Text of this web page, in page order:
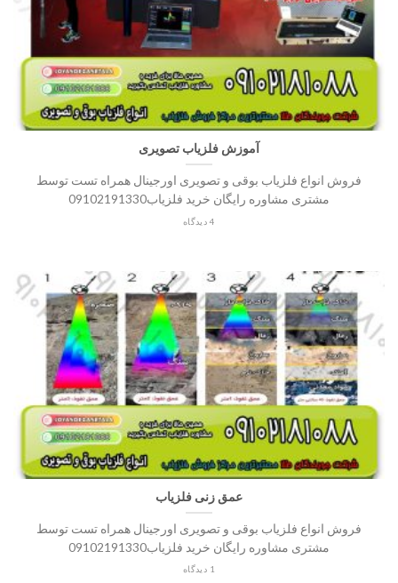
آموزش فلزیاب تصویری
فروش انواع فلزیاب بوقی و تصویری اورجینال همراه تست توسط
مشتری مشاوره رایگان خرید فلزیاب09102191330
4 دیدگاه
عمق زنی فلزیاب
فروش انواع فلزیاب بوقی و تصویری اورجینال همراه تست توسط
مشتری مشاوره رایگان خرید فلزیاب09102191330
1 دیدگاه